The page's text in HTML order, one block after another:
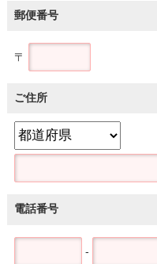
郵便番号
〒
ご住所
電話番号
-